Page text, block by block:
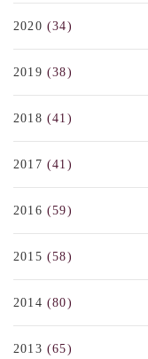
2020 (34)
2019 (38)
2018 (41)
2017 (41)
2016 (59)
2015 (58)
2014 (80)
2013 (65)